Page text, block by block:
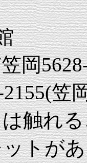
岡
笠
触れる
トがあ